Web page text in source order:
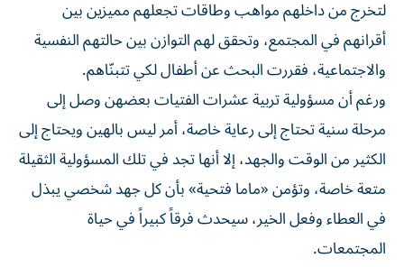
لتخرج من داخلهم مواهب وطاقات تجعلهم مميزين بين
أقرانهم في المجتمع، وتحقق لهم التوازن بين حالتهم النفسية
والاجتماعية، فقررت البحث عن أطفال لكي تتبنّاهم.
ورغم أن مسؤولية تربية عشرات الفتيات بعضهن وصل إلى
مرحلة سنية تحتاج إلى رعاية خاصة، أمر ليس بالهين ويحتاج إلى
الكثير من الوقت والجهد، إلا أنها تجد في تلك المسؤولية الثقيلة
متعة خاصة، وتؤمن «ماما فتحية» بأن كل جهد شخصي يبذل
في العطاء وفعل الخير، سيحدث فرقاً كبيراً في حياة
المجتمعات.